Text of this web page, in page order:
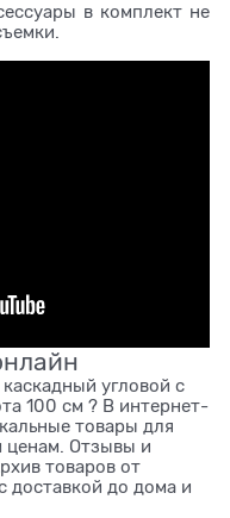
в комплект не
угловой с
100 см ? В интернет-
товары для
ценам. Отзывы и
товаров от
доставкой до дома и